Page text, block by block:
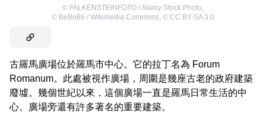
© FALKENSTEINFOTO / Alamy Stock Photo,
© BeBo86 / Wikimedia Commons, © CC BY-SA 3.0
古羅馬廣場位於羅馬市中心。它的拉丁名為 Forum
Romanum。此處被視作廣場，周圍是幾座古老的政府建築
廢墟。幾個世紀以來，這個廣場一直是羅馬日常生活的中
心。廣場旁還有許多著名的重要建築。